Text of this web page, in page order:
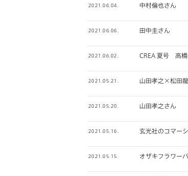
2021.06.04. 中村倫也さん
2021.06.06. 田中圭さん
2021.06.02. CREA 夏号 高
2021.05.21. 山田孝之×松田
2021.05.20. 山田孝之さん
2021.05.16. 玄光社のコマー
2021.05.15. オザキフラワー